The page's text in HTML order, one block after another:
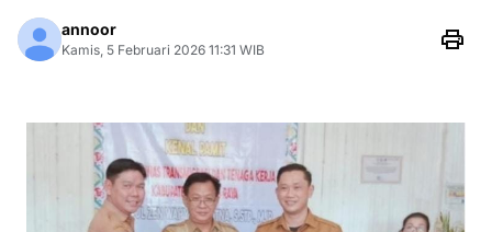
annoor
Kamis, 5 Februari 2026 11:31 WIB